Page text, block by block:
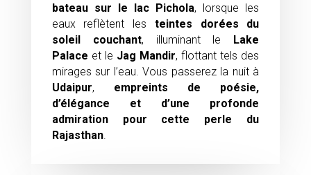
bateau sur le lac Pichola, lorsque les
eaux reflètent les teintes dorées du
soleil couchant, illuminant le Lake
Palace et le Jag Mandir, flottant tels des
mirages sur l’eau. Vous passerez la nuit à
Udaipur, empreints de poésie,
d’élégance et d’une profonde
admiration pour cette perle du
Rajasthan.